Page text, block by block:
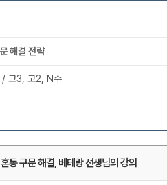
해결 전략
/ 고3, 고2, N수
동 구문 해결, 베테랑 선생님의 강의